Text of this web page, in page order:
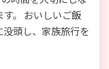
。 おいしいご飯
没頭し、家族旅行を